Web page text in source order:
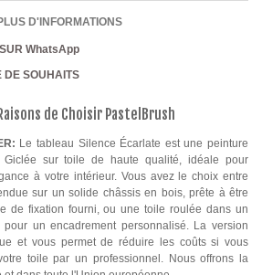
D'INFORMATIONS
WhatsApp
DE SOUHAITS
de Choisir PastelBrush
Le tableau Silence Écarlate est une peinture
Giclée sur toile de haute qualité, idéale pour
à votre intérieur. Vous avez le choix entre
sur un solide châssis en bois, prête à être
de fixation fourni, ou une toile roulée dans un
un encadrement personnalisé. La version
et vous permet de réduire les coûts si vous
toile par un professionnel. Nous offrons la